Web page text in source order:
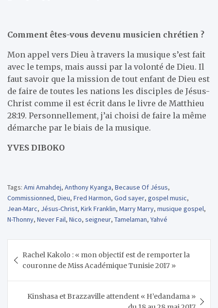
Comment êtes-vous devenu musicien chrétien ?
Mon appel vers Dieu à travers la musique s’est fait
avec le temps, mais aussi par la volonté de Dieu. Il
faut savoir que la mission de tout enfant de Dieu est
de faire de toutes les nations les disciples de Jésus-
Christ comme il est écrit dans le livre de Matthieu
28:19. Personnellement, j’ai choisi de faire la même
démarche par le biais de la musique.
YVES DIBOKO
Tags: Ami Amahdej, Anthony Kyanga, Because Of Jésus,
Commissionned, Dieu, Fred Harmon, God sayer, gospel music,
Jean-Marc, Jésus-Christ, Kirk Franklin, Marry Marry, musique gospel,
N-Thonny, Never Fail, Nico, seigneur, Tamelaman, Yahvé
de
l’article
Rachel Kakolo : « mon objectif est de remporter la
couronne de Miss Académique Tunisie 2017 »
Kinshasa et Brazzaville attendent « H’edandama »